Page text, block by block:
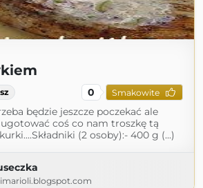
0 Smakowite
będzie jeszcze poczekać ale
coś co nam troszkę tą
(2 osoby):- 400 g (...)